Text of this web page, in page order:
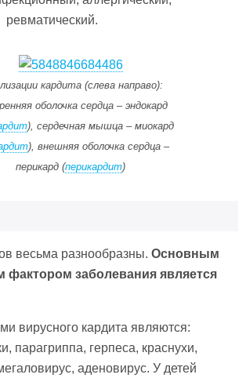
ревматический.
кардита (слева направо):
оболочка сердца – эндокард
), сердечная мышца – миокард
), внешняя оболочка сердца –
перикард (перикардит)
весьма разнообразны. Основным
фактором заболевания является
вирусного кардита являются:
парагриппа, герпеса, краснухи,
аденовирус. У детей